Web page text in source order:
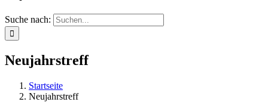
Suche nach:
Neujahrstreff
Startseite
Neujahrstreff